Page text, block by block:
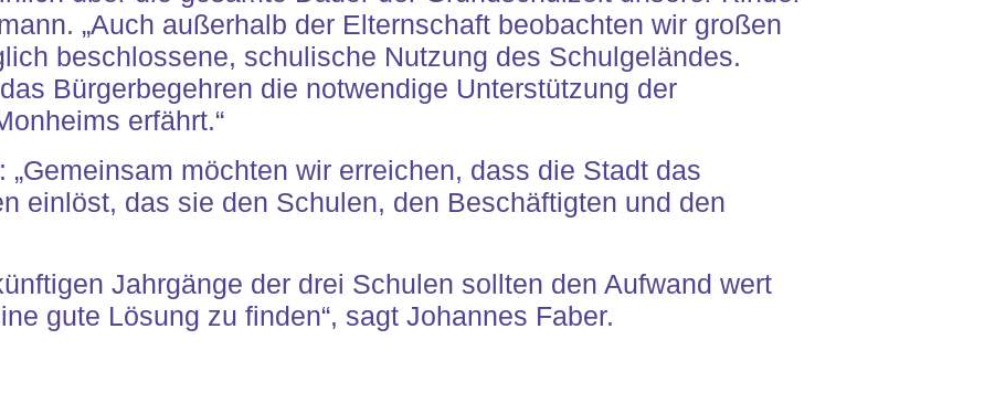
„Auch außerhalb der Elternschaft beobachten wir großen
beschlossene, schulische Nutzung des Schulgeländes.
Bürgerbegehren die notwendige Unterstützung der
erfährt.“
möchten wir erreichen, dass die Stadt das
einlöst, das sie den Schulen, den Beschäftigten und den
Jahrgänge der drei Schulen sollten den Aufwand wert
gute Lösung zu finden“, sagt Johannes Faber.